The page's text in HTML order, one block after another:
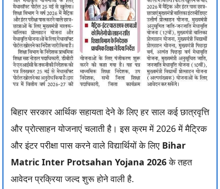
बिहार सरकार आर्थिक सहायता देने के लिए हर साल कई छात्रवृत्ति
और प्रोत्साहन योजनाएं चलाती है। इस क्रम में 2026 में मैट्रिक
और इंटर परीक्षा पास करने वाले विद्यार्थियों के लिए Bihar
Matric Inter Protsahan Yojana 2026के तहत
आवेदन प्रक्रिया जल्द शुरू होने वाली है.